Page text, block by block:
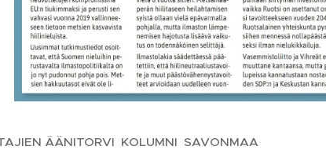
ÄÄNITORVI KOLUMNI SAVONMAA